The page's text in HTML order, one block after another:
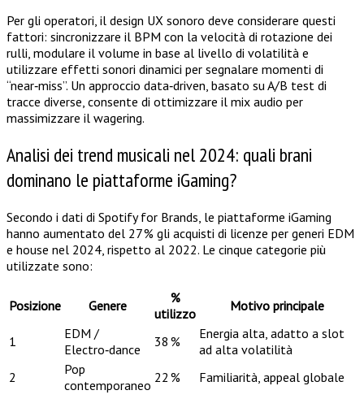
Per gli operatori, il design UX sonoro deve considerare questi
fattori: sincronizzare il BPM con la velocità di rotazione dei
rulli, modulare il volume in base al livello di volatilità e
utilizzare effetti sonori dinamici per segnalare momenti di
“near‑miss”. Un approccio data‑driven, basato su A/B test di
tracce diverse, consente di ottimizzare il mix audio per
massimizzare il wagering.
Analisi dei trend musicali nel 2024: quali brani
dominano le piattaforme iGaming?
Secondo i dati di Spotify for Brands, le piattaforme iGaming
hanno aumentato del 27 % gli acquisti di licenze per generi EDM
e house nel 2024, rispetto al 2022. Le cinque categorie più
utilizzate sono:
Posizione Genere
%
utilizzo
Motivo principale
1
EDM /
Electro‑dance
38 %
Energia alta, adatto a slot
ad alta volatilità
2
Pop
contemporaneo 22 %
Familiarità, appeal globale